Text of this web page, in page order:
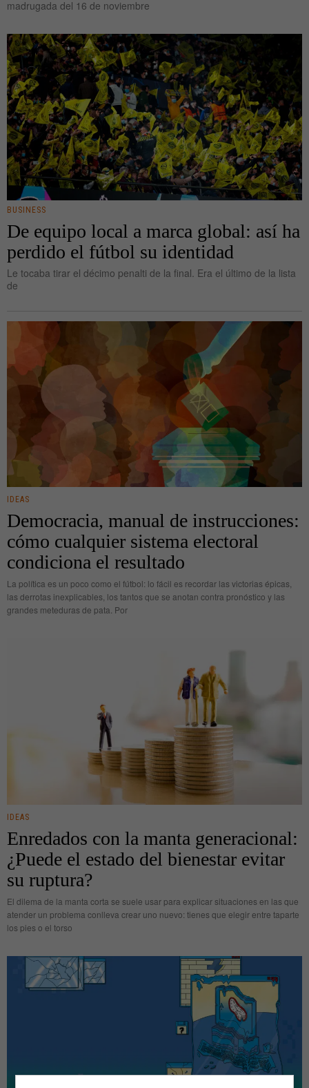
madrugada del 16 de noviembre
BUSINESS
De equipo local a marca global: así ha
perdido el fútbol su identidad
Le tocaba tirar el décimo penalti de la final. Era el último de la lista
de
IDEAS
Democracia, manual de instrucciones:
cómo cualquier sistema electoral
condiciona el resultado
La política es un poco como el fútbol: lo fácil es recordar las victorias épicas,
las derrotas inexplicables, los tantos que se anotan contra pronóstico y las
grandes meteduras de pata. Por
IDEAS
Enredados con la manta generacional:
¿Puede el estado del bienestar evitar
su ruptura?
El dilema de la manta corta se suele usar para explicar situaciones en las que
atender un problema conlleva crear uno nuevo: tienes que elegir entre taparte
los pies o el torso